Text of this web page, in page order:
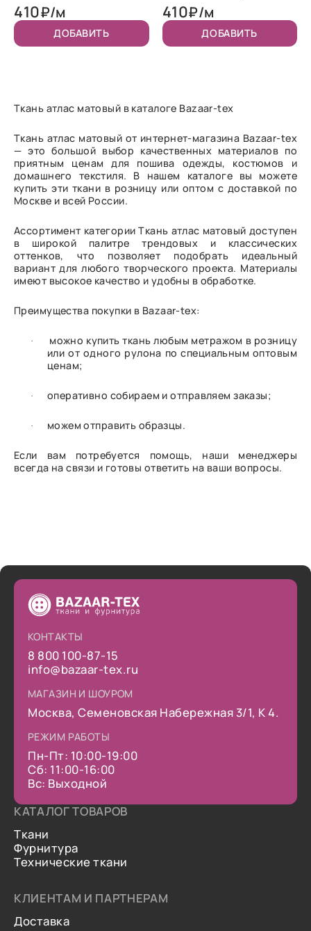
410₽/м
ДОБАВИТЬ
410₽/м
ДОБАВИТЬ
Ткань атлас матовый в каталоге Bazaar-tex
Ткань атлас матовый от интернет-магазина Bazaar-tex
— это большой выбор качественных материалов по
приятным ценам для пошива одежды, костюмов и
домашнего текстиля. В нашем каталоге вы можете
купить эти ткани в розницу или оптом с доставкой по
Москве и всей России.
Ассортимент категории Ткань атлас матовый доступен
в широкой палитре трендовых и классических
оттенков, что позволяет подобрать идеальный
вариант для любого творческого проекта. Материалы
имеют высокое качество и удобны в обработке.
Преимущества покупки в Bazaar-tex:
·
можно купить ткань любым метражом в розницу
или от одного рулона по специальным оптовым
ценам;
· оперативно собираем и отправляем заказы;
· можем отправить образцы.
Если вам потребуется помощь, наши менеджеры
всегда на связи и готовы ответить на ваши вопросы.
КОНТАКТЫ
8 800 100-87-15
info@bazaar-tex.ru
МАГАЗИН И ШОУРОМ
Москва, Семеновская Набережная 3/1, К 4.
РЕЖИМ РАБОТЫ
Пн-Пт: 10:00-19:00
Сб: 11:00-16:00
Вс: Выходной
КАТАЛОГ ТОВАРОВ
Ткани
Фурнитура
Технические ткани
КЛИЕНТАМ И ПАРТНЕРАМ
Доставка